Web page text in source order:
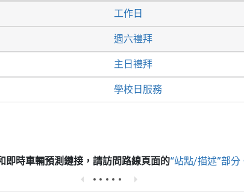
週六禮拜
主日禮拜
工作日
學校日服務
即時車輛預測鏈接，請訪問路線頁面的“站點/描述”部分